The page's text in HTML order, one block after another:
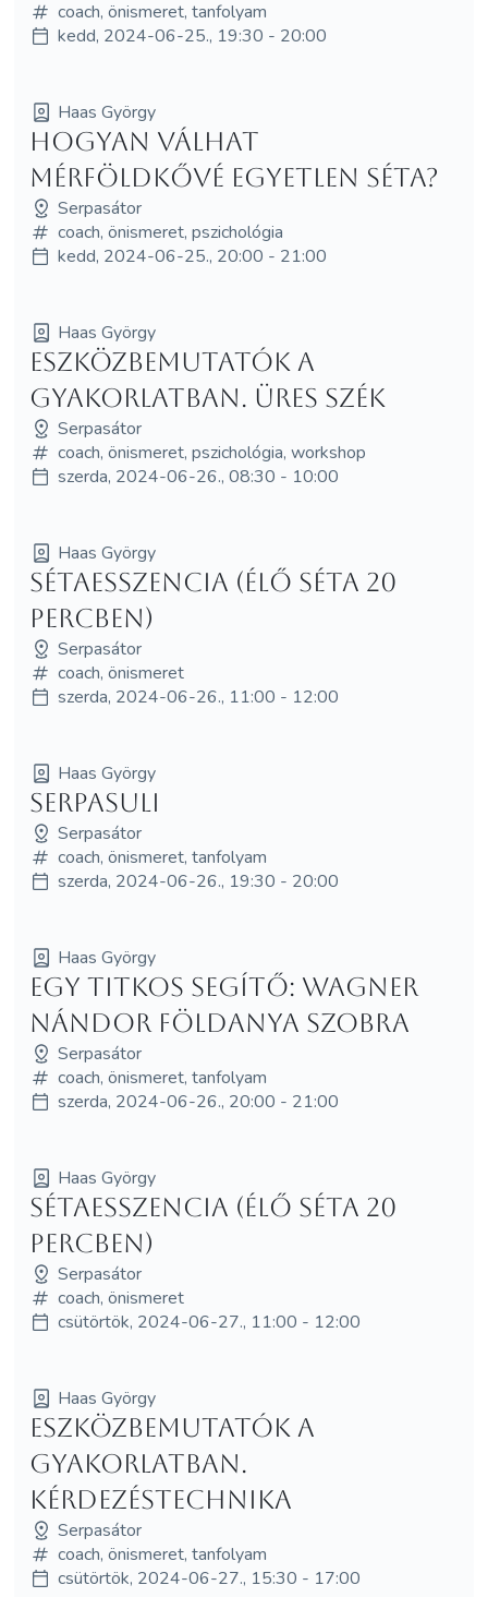
coach, önismeret, tanfolyam
kedd, 2024-06-25., 19:30 - 20:00
Haas György
Hogyan válhat
mérföldkővé egyetlen séta?
Serpasátor
coach, önismeret, pszichológia
kedd, 2024-06-25., 20:00 - 21:00
Haas György
Eszközbemutatók a
gyakorlatban. Üres szék
Serpasátor
coach, önismeret, pszichológia, workshop
szerda, 2024-06-26., 08:30 - 10:00
Haas György
Sétaesszencia (élő séta 20
percben)
Serpasátor
coach, önismeret
szerda, 2024-06-26., 11:00 - 12:00
Haas György
Serpasuli
Serpasátor
coach, önismeret, tanfolyam
szerda, 2024-06-26., 19:30 - 20:00
Haas György
Egy titkos segítő: Wagner
Nándor Földanya szobra
Serpasátor
coach, önismeret, tanfolyam
szerda, 2024-06-26., 20:00 - 21:00
Haas György
Sétaesszencia (élő séta 20
percben)
Serpasátor
coach, önismeret
csütörtök, 2024-06-27., 11:00 - 12:00
Haas György
Eszközbemutatók a
gyakorlatban.
Kérdezéstechnika
Serpasátor
coach, önismeret, tanfolyam
csütörtök, 2024-06-27., 15:30 - 17:00